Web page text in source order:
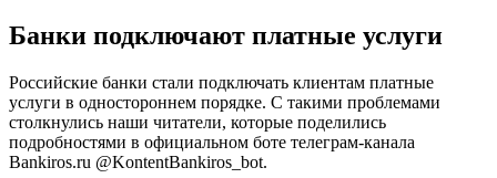
Банки подключают платные услуги
Российские банки стали подключать клиентам платные
услуги в одностороннем порядке. С такими проблемами
столкнулись наши читатели, которые поделились
подробностями в официальном боте телеграм-канала
Bankiros.ru @KontentBankiros_bot.